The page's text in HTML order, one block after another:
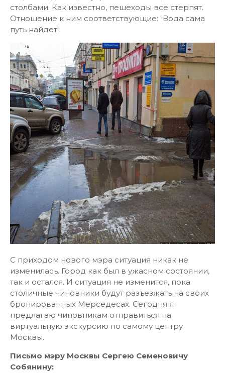
столбами. Как известно, пешеходы все стерпят.
Отношение к ним соответствующие: "Вода сама
путь найдет".
С приходом нового мэра ситуация никак не
изменилась. Город как был в ужасном состоянии,
так и остался. И ситуация не изменится, пока
столичные чиновники будут разъезжать на своих
бронированных Мерседесах. Сегодня я
предлагаю чиновникам отправиться на
виртуальную экскурсию по самому центру
Москвы.
Письмо мэру Москвы Сергею Семеновичу
Собянину: